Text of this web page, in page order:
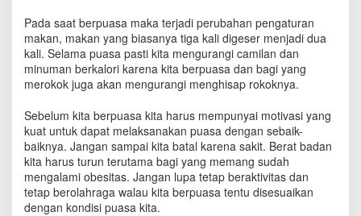
e
t
i
k
a
e
n
j
a
l
a
n
Pada saat berpuasa maka terjadi perubahan pengaturan
makan, makan yang biasanya tiga kali digeser menjadi dua
kali. Selama puasa pasti kita mengurangi camilan dan
minuman berkalori karena kita berpuasa dan bagi yang
merokok juga akan mengurangi menghisap rokoknya.
Sebelum kita berpuasa kita harus mempunyai motivasi yang
kuat untuk dapat melaksanakan puasa dengan sebaik-
baiknya. Jangan sampai kita batal karena sakit. Berat badan
kita harus turun terutama bagi yang memang sudah
mengalami obesitas. Jangan lupa tetap beraktivitas dan
tetap berolahraga walau kita berpuasa tentu disesuaikan
dengan kondisi puasa kita.